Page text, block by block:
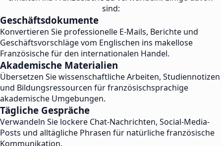
sind:
Geschäftsdokumente
Konvertieren Sie professionelle E-Mails, Berichte und
Geschäftsvorschläge vom Englischen ins makellose
Französische für den internationalen Handel.
Akademische Materialien
Übersetzen Sie wissenschaftliche Arbeiten, Studiennotizen
und Bildungsressourcen für französischsprachige
akademische Umgebungen.
Tägliche Gespräche
Verwandeln Sie lockere Chat-Nachrichten, Social-Media-
Posts und alltägliche Phrasen für natürliche französische
Kommunikation.